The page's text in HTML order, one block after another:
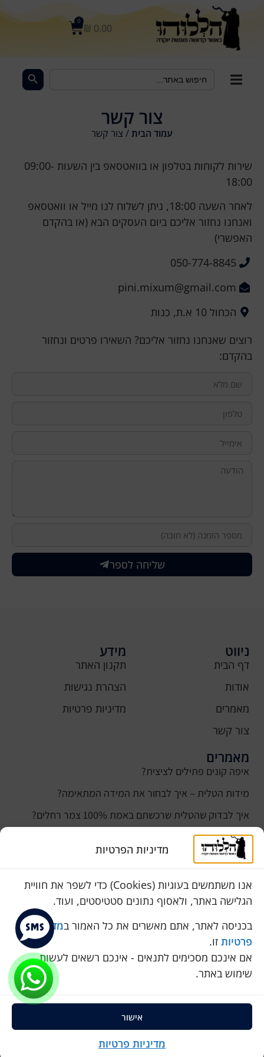
מדיניות הפרטיות
אנו משתמשים בעוגיות (Cookies) כדי לשפר את חוויית
הגלישה באתר, ולאסוף נתונים סטטיסטים, ועוד.
בכניסה לאתר, אתם מאשרים את כל האמור במדיניות
פרטיות זו.
אם אינכם מסכימים לתנאים - אינכם רשאים לעשות
שימוש באתר.
אישור
מדיניות פרטיות
₪ 0.00
0
for:
צור קשר
עמוד הבית/ צור קשר
שירות לקוחות בטלפון או בוואטסאפ בין השעות 09:00-
18:00
לאחר השעה 18:00, ניתן לשלוח לנו מייל או וואטסאפ
ואנחנו נחזור אליכם ביום העסקים הבא (או בהקדם
האפשרי)
050-774-8845
pini.mixum@gmail.com
הכחול 10 א.ת, כנות
רוצים שאנחנו נחזור אליכם? השאירו פרטים ונחזור
בהקדם:
שליחה לספר
ניווט
דף הבית
אודות
מאמרים
צור קשר
מידע
תקנון האתר
הצהרת נגישות
מדיניות פרטיות
מאמרים
איפה קונים פתילים לציצית?
מידות הטלית – איך לבחור את המידה המתאימה?
איך לבדוק שהטלית שרכשתם באמת 100% צמר רחלים?
למה נהוג לקנות טלית לחתן ביום חתונתו?
כמה עולה טלית לחתן
סוגי טליתות
שירות לקוחות
050-774-8845
הכחול 10 א.ת, כנות
pini.mixum@gmail.com